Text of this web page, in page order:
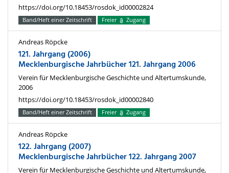
https://doi.org/10.18453/rosdok_id00002824
Band/Heft einer Zeitschrift Freier Zugang
Andreas Röpcke
121. Jahrgang (2006)
Mecklenburgische Jahrbücher 121. Jahrgang 2006
Verein für Mecklenburgische Geschichte und Altertumskunde,
2006
https://doi.org/10.18453/rosdok_id00002840
Band/Heft einer Zeitschrift Freier Zugang
Andreas Röpcke
122. Jahrgang (2007)
Mecklenburgische Jahrbücher 122. Jahrgang 2007
Verein für Mecklenburgische Geschichte und Altertumskunde,